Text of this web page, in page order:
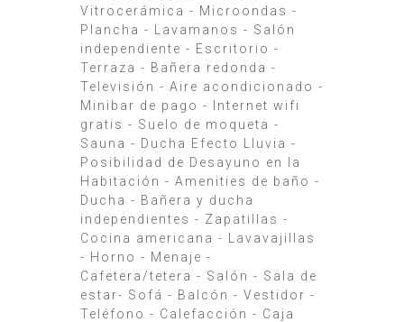
Vitrocerámica - Microondas -
Plancha - Lavamanos - Salón
independiente - Escritorio -
Terraza - Bañera redonda -
Televisión - Aire acondicionado -
Minibar de pago - Internet wifi
gratis - Suelo de moqueta -
Sauna - Ducha Efecto Lluvia -
Posibilidad de Desayuno en la
Habitación - Amenities de baño -
Ducha - Bañera y ducha
independientes - Zapatillas -
Cocina americana - Lavavajillas
- Horno - Menaje -
Cafetera/tetera - Salón - Sala de
estar- Sofá - Balcón - Vestidor -
Teléfono - Calefacción - Caja